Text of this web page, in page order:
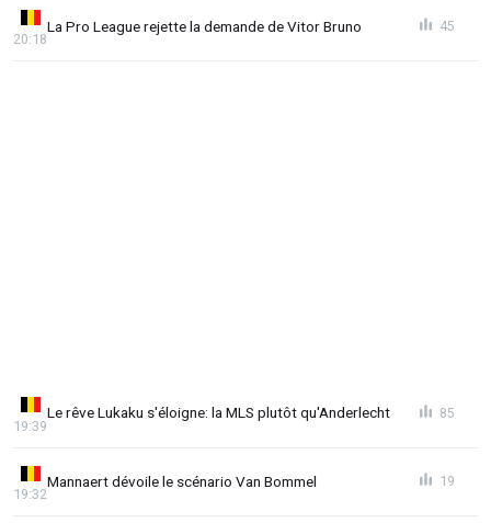
La Pro League rejette la demande de Vitor Bruno
20:18
45
Le rêve Lukaku s'éloigne: la MLS plutôt qu'Anderlecht
19:39
85
Mannaert dévoile le scénario Van Bommel
19:32
19